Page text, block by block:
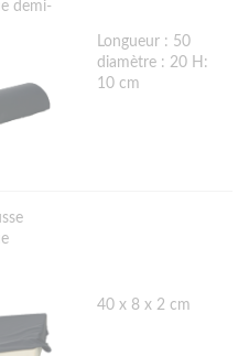
demi-
Longueur : 50
diamètre : 20 H:
10 cm
40 x 8 x 2 cm